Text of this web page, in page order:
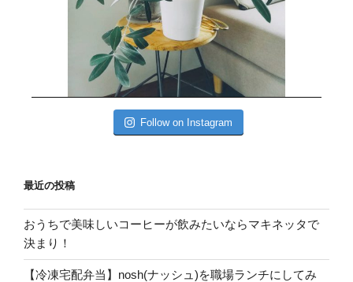
Follow on Instagram
最近の投稿
おうちで美味しいコーヒーが飲みたいならマキネッタで
決まり！
【冷凍宅配弁当】nosh(ナッシュ)を職場ランチにしてみ